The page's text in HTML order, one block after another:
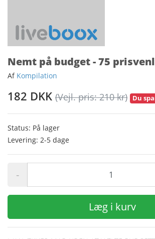
Nemt på budget - 75
Af Kompilation
182 DKK (Vejl. pris: 210 kr) Du
Status: På lager
Levering: 2-5 dage
-
Læg i kurv